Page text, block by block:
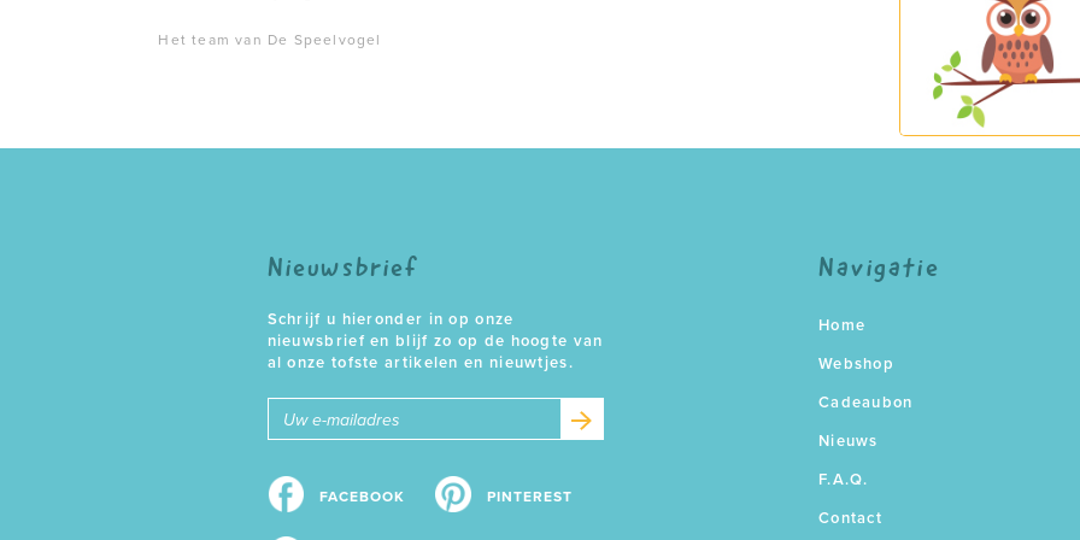
Het team van De Speelvogel
Nieuwsbrief
Schrijf u hieronder in op onze
nieuwsbrief en blijf zo op de hoogte van
al onze tofste artikelen en nieuwtjes.
mailadres
FACEBOOK PINTEREST
Navigatie
Home
Webshop
Cadeaubon
Nieuws
F.A.Q.
Contact